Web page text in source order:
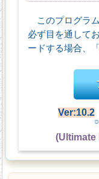
このプログラ
必ず目を通して
ードする場合、
Ver:10.2
(Ultimate